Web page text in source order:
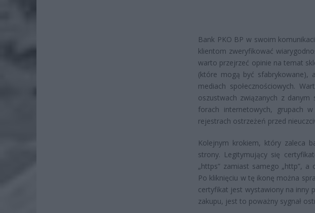
Bank PKO BP w swoim
klientom zweryfikować
warto przejrzeć opinie na temat
(które mogą być sfabrykowane),
mediach społecznościowych.
oszustwach związanych z
forach internetowych, grupach
rejestrach ostrzeżeń przed
Kolejnym krokiem, który zaleca
strony. Legitymujący się
„https” zamiast samego „http”, a
Po kliknięciu w tę ikonę można
certyfikat jest wystawiony na inny
zakupu, jest to poważny sygnał